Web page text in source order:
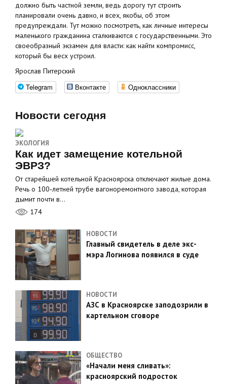
должно быть частной земли, ведь дорогу тут строить
планировали очень давно, и всех, якобы, об этом
предупреждали. Тут можно посмотреть, как личные интересы
маленького гражданина сталкиваются с государственными. Это
своеобразный экзамен для власти: как найти компромисс,
который бы весх устроил.
Ярослав Питерский
Telegram Вконтакте Одноклассники
Новости сегодня
ЭКОЛОГИЯ
Как идет замещение котельной
ЭВРЗ?
От старейшей котельной Красноярска отключают жилые дома.
Речь о 100‑летней трубе вагоноремонтного завода, которая
дымит почти в…
174
НОВОСТИ
Главный свидетель в деле экс-
мэра Логинова появился в суде
НОВОСТИ
АЗС в Красноярске заподозрили в
картельном сговоре
ОБЩЕСТВО
«Начали меня сливать»:
красноярский подросток